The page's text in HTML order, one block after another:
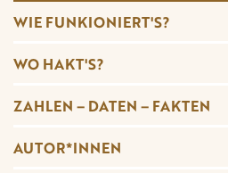
WIE FUNKIONIERT'S?
WO HAKT'S?
ZAHLEN – DATEN – FAKTEN
AUTOR*INNEN